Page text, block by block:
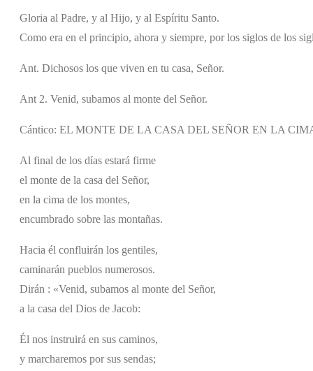
Gloria al Padre, y al Hijo, y al Espíritu Santo.
Como era en el principio, ahora y siempre, por los siglos de los
Ant. Dichosos los que viven en tu casa, Señor.
Ant 2. Venid, subamos al monte del Señor.
Cántico: EL MONTE DE LA CASA DEL SEÑOR EN LA
Al final de los días estará firme
el monte de la casa del Señor,
en la cima de los montes,
encumbrado sobre las montañas.
Hacia él confluirán los gentiles,
caminarán pueblos numerosos.
Dirán : «Venid, subamos al monte del Señor,
a la casa del Dios de Jacob:
Él nos instruirá en sus caminos,
y marcharemos por sus sendas;